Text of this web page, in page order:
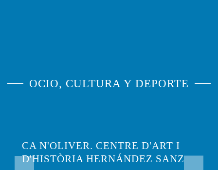
OCIO, CULTURA Y DEPORTE
CA N'OLIVER. CENTRE D'ART I
D'HISTÒRIA HERNÁNDEZ SANZ